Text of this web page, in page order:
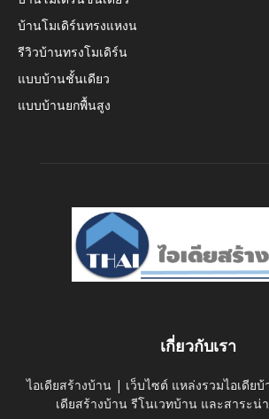
บ้านโมเดิร์นทรงแหงน
รีวิวบ้านทรงโมเดิร์น
แบบบ้านชั้นเดียว
แบบบ้านยกพื้นสูง
เกี่ยวกับเรา
ไอเดียสร้างบ้าน | เว็บไซต์ แหล่งรวมไอเดีย
เดียสร้างบ้าน รีโนเวทบ้าน และสาระน่